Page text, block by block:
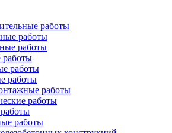
работы
работы
работы
работы
работы
работы
работы
работы